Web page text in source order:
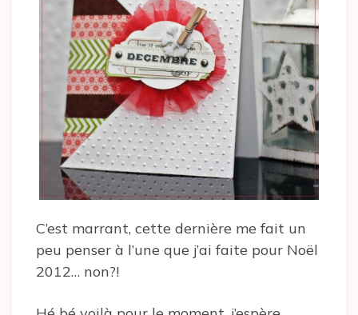
C’est marrant, cette dernière me fait un
peu penser à l’une que j’ai faite pour Noël
2012… non?!